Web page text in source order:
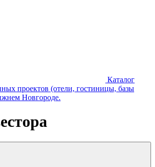
Каталог
проектов (отели, гостиницы, базы
Новгороде.